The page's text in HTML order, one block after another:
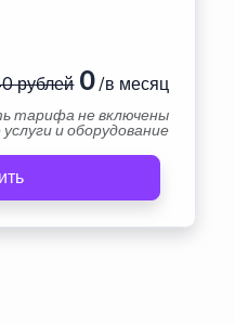
рублей0/в месяц
тарифа не включены
и оборудование